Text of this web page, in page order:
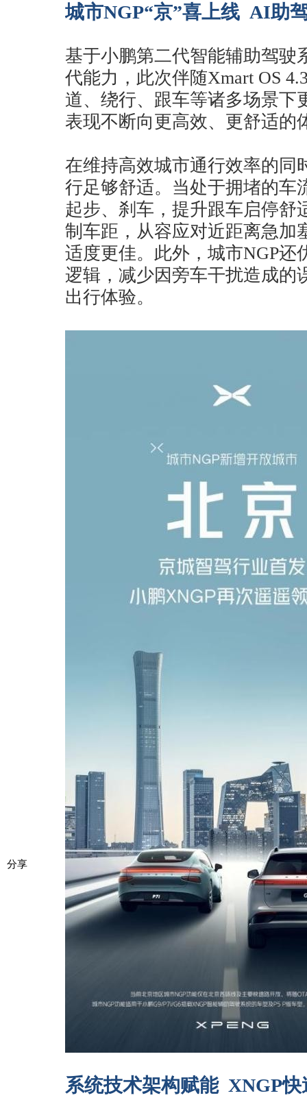
分享
城市NGP“京”喜上线 AI助
基于小鹏第二代智能辅助驾
代能力，此次伴随Xmart OS
道、绕行、跟车等诸多场景下
表现不断向更高效、更舒适的
在维持高效城市通行效率的同
行足够舒适。当处于拥堵的车
起步、刹车，提升跟车启停舒
制车距，从容应对近距离急加
适度更佳。此外，城市NGP还
逻辑，减少因旁车干扰造成的
出行体验。
系统技术架构赋能 XNGP